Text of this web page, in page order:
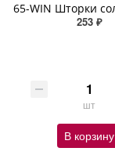
253 ₽
шт
В корзину